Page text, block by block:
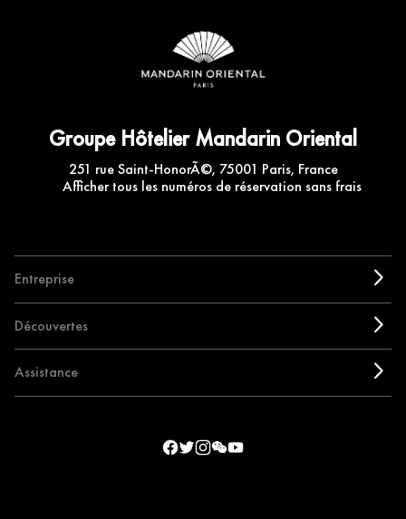
Groupe Hôtelier Mandarin Oriental
251 rue Saint-HonorÃ©, 75001 Paris, France
Afficher tous les numéros de réservation sans frais
Entreprise
Découvertes
Assistance